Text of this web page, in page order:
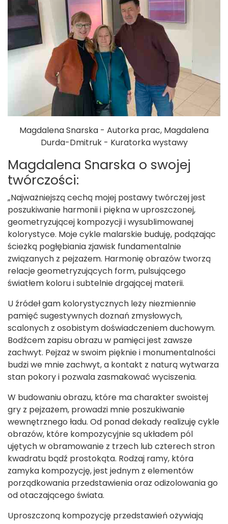
Magdalena Snarska - Autorka prac, Magdalena
Durda-Dmitruk - Kuratorka wystawy
Magdalena Snarska o swojej
twórczości:
„Najważniejszą cechą mojej postawy twórczej jest
poszukiwanie harmonii i piękna w uproszczonej,
geometryzującej kompozycji i wysublimowanej
kolorystyce. Moje cykle malarskie buduję, podążając
ścieżką pogłębiania zjawisk fundamentalnie
związanych z pejzażem. Harmonię obrazów tworzą
relacje geometryzujących form, pulsującego
światłem koloru i subtelnie drgającej materii.
U źródeł gam kolorystycznych leży niezmiennie
pamięć sugestywnych doznań zmysłowych,
scalonych z osobistym doświadczeniem duchowym.
Bodźcem zapisu obrazu w pamięci jest zawsze
zachwyt. Pejzaż w swoim pięknie i monumentalności
budzi we mnie zachwyt, a kontakt z naturą wytwarza
stan pokory i pozwala zasmakować wyciszenia.
W budowaniu obrazu, które ma charakter swoistej
gry z pejzażem, prowadzi mnie poszukiwanie
wewnętrznego ładu. Od ponad dekady realizuję cykle
obrazów, które kompozycyjnie są układem pól
ujętych w obramowanie z trzech lub czterech stron
kwadratu bądź prostokąta. Rodzaj ramy, która
zamyka kompozycję, jest jednym z elementów
porządkowania przedstawienia oraz odizolowania go
od otaczającego świata.
Uproszczoną kompozycję przedstawień ożywiają